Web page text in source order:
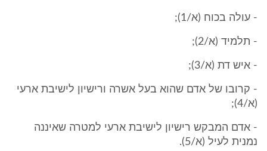
- עולה בכוח (א/1);
- תלמיד (א/2);
- איש דת (א/3);
- קרובו של אדם שהוא בעל אשרה ורישיון לישיבת ארעי
(א/4);
- אדם המבקש רישיון לישיבת ארעי למטרה שאיננה
נמנית לעיל (א/5).